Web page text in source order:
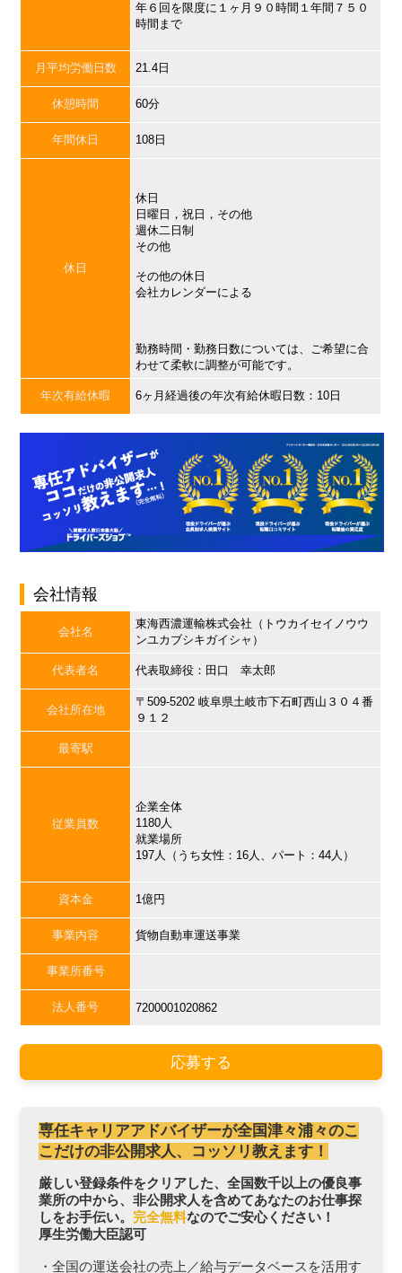
年６回を限度に１ヶ月９０時間１年間７５０
時間まで
月平均労働日数 21.4日
休憩時間 60分
年間休日 108日
休日
休日
日曜日，祝日，その他
週休二日制
その他
その他の休日
会社カレンダーによる
勤務時間・勤務日数については、ご希望に合
わせて柔軟に調整が可能です。
年次有給休暇 6ヶ月経過後の年次有給休暇日数：10日
会社情報
会社名
東海西濃運輸株式会社（トウカイセイノウウ
ンユカブシキガイシャ）
代表者名 代表取締役：田口 幸太郎
会社所在地
〒509-5202 岐阜県土岐市下石町西山３０４番
９１２
最寄駅
従業員数
企業全体
1180人
就業場所
197人（うち女性：16人、パート：44人）
資本金 1億円
事業内容 貨物自動車運送事業
事業所番号
法人番号 7200001020862
応募する
専任キャリアアドバイザーが全国津々浦々のこ
こだけの非公開求人、コッソリ教えます！
厳しい登録条件をクリアした、全国数千以上の優良事
業所の中から、非公開求人を含めてあなたのお仕事探
しをお手伝い。 完全無料なのでご安心ください！
厚生労働大臣認可
・全国の運送会社の売上／給与データベースを活用す